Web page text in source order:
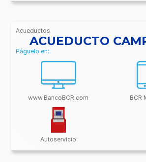
Acueductos
/BancoBCR-
Contenido/Conectividades/
ACUEDUCTO
Páguelo en:
www.BancoBCR.com BCR
Autoservicio